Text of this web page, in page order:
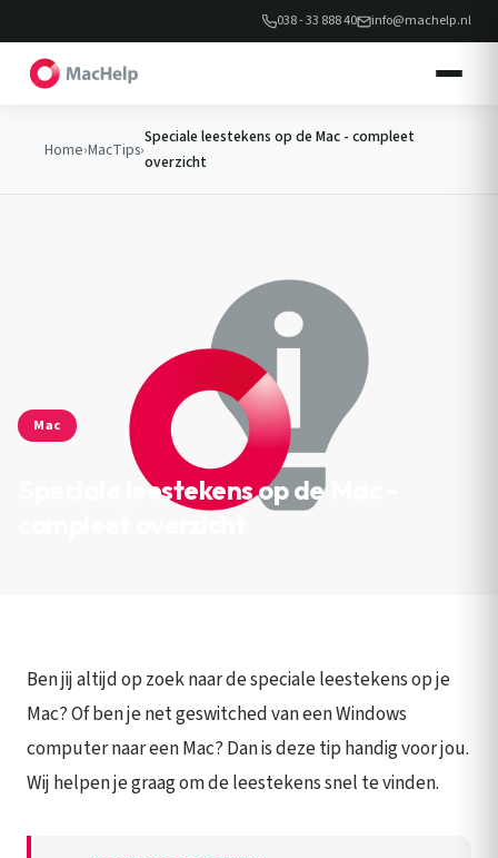
038 - 33 888 40 info@machelp.nl
Home›MacTips›
Speciale leestekens op de Mac - compleet
overzicht
Mac
Speciale leestekens op de Mac -
Ben jij altijd op zoek naar de speciale leestekens op je
Mac? Of ben je net geswitched van een Windows
computer naar een Mac? Dan is deze tip handig voor jou.
Wij helpen je graag om de leestekens snel te vinden.